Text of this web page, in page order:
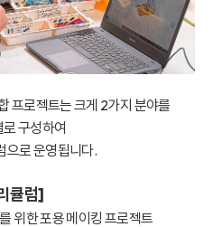
프로젝트는 크게 2가지 분야를
구성하여
으로 운영됩니다.
큘럼]
위한 포용 메이킹 프로젝트